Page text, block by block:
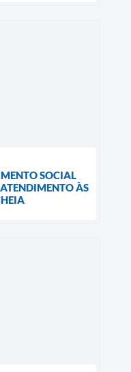
SOCIAL
ÀS